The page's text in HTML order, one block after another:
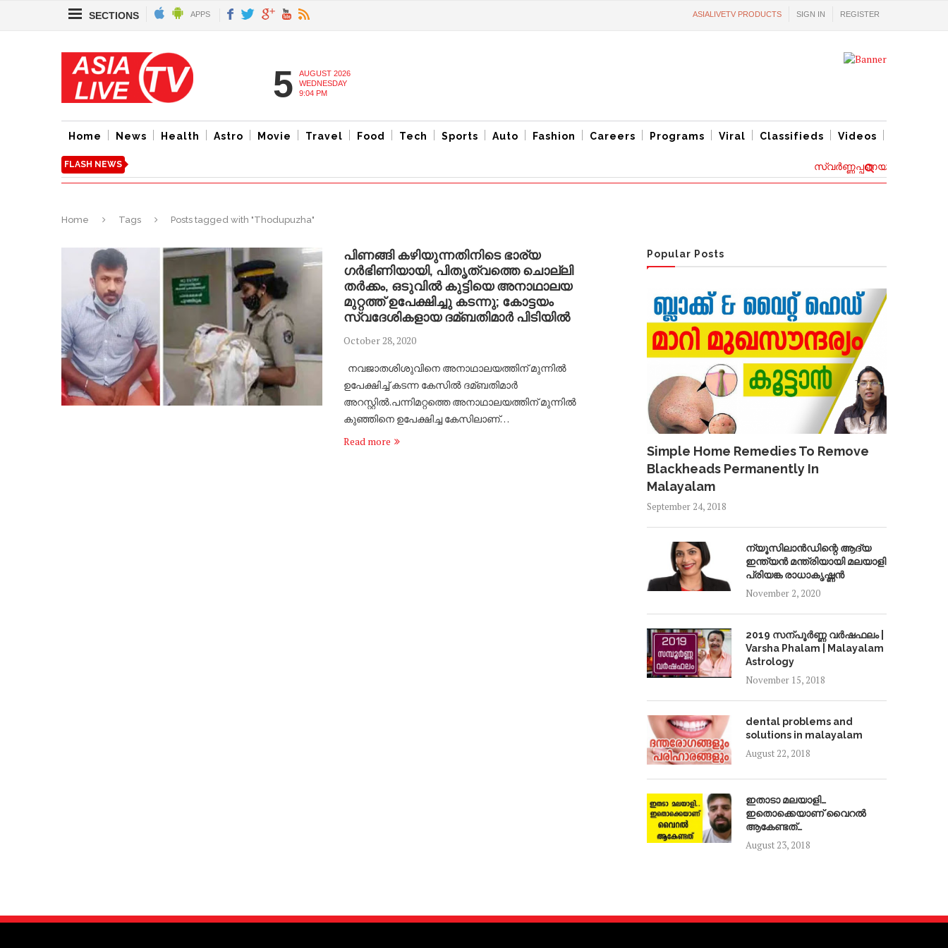
SECTIONS APPS ASIALIVETV PRODUCTS SIGN IN REGISTER
5
AUGUST 2026
WEDNESDAY
9:04 PM
Home News Health Astro Movie Travel Food Tech Sports Auto Fashion Careers Programs Viral Classifieds Videos
FLASH NEWS സ്വര്‍ണ്ണപ്പണയ വായ്പ്പകൾക്ക്
Home Tags Posts tagged with "Thodupuzha"
പിണങ്ങി കഴിയുന്നതിനിടെ ഭാര്യ
ഗര്‍ഭിണിയായി, പിതൃത്വത്തെ ചൊല്ലി
തര്‍ക്കം, ഒടുവില്‍ കുട്ടിയെ അനാഥാലയ
മുറ്റത്ത് ഉപേക്ഷിച്ചു കടന്നു; കോട്ടയം
സ്വദേശികളായ ദമ്ബതിമാര്‍ പിടിയില്‍
October 28, 2020
നവജാതശിശുവിനെ അനാഥാലയത്തിന് മുന്നില്‍
ഉപേക്ഷിച്ച്‌ കടന്ന കേസില്‍ ദമ്ബതിമാര്‍
അറസ്റ്റില്‍.പന്നിമറ്റത്തെ അനാഥാലയത്തിന് മുന്നില്‍
കുഞ്ഞിനെ ഉപേക്ഷിച്ച കേസിലാണ്…
Read more
Popular Posts
Simple Home Remedies To Remove
Blackheads Permanently In
Malayalam
September 24, 2018
ന്യൂസിലാൻഡിന്റെ ആദ്യ
ഇന്ത്യൻ മന്ത്രിയായി മലയാളി
പ്രിയങ്ക രാധാകൃഷ്ണൻ
November 2, 2020
2019 സന്പൂർണ്ണ വർഷഫലം |
Varsha Phalam | Malayalam
Astrology
November 15, 2018
dental problems and
solutions in malayalam
August 22, 2018
ഇതാടാ മലയാളി…
ഇതൊക്കെയാണ് വൈറൽ
ആകേണ്ടത്…
August 23, 2018